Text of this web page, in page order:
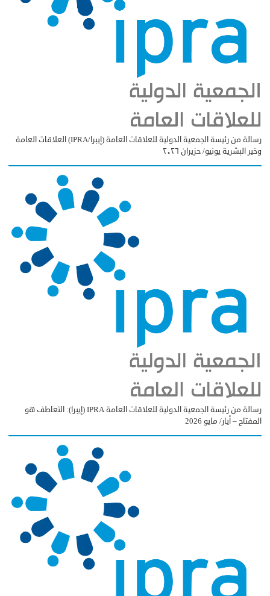
رسالة من رئيسة الجمعية الدولية للعلاقات العامة (إيبرا/IPRA) العلاقات العامة
وخير البشرية يونيو/ حزيران ٢٠٢٦
رسالة من رئيسة الجمعية الدولية للعلاقات العامة IPRA (إيبرا): التعاطف هو
المفتاح – أيار/ مايو 2026